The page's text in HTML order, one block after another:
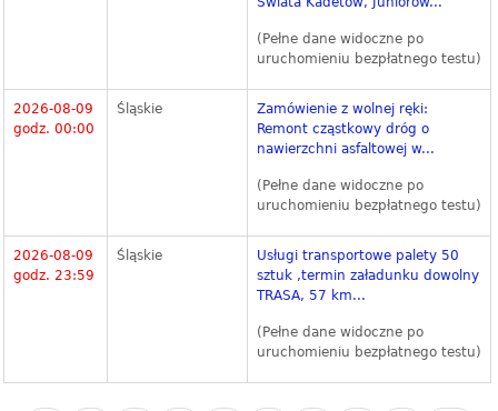
(Pełne dane widoczne po
uruchomieniu bezpłatnego testu)
2026-08-09
godz. 00:00
Śląskie
Zamówienie z wolnej ręki:
Remont cząstkowy dróg o
nawierzchni asfaltowej w...
(Pełne dane widoczne po
uruchomieniu bezpłatnego testu)
2026-08-09
godz. 23:59
Śląskie
Usługi transportowe palety 50
sztuk ,termin załadunku dowolny
TRASA, 57 km...
(Pełne dane widoczne po
uruchomieniu bezpłatnego testu)